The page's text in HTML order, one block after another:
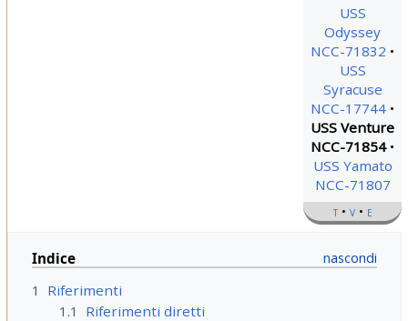
USS
Odyssey
NCC-71832
USS
Syracuse
NCC-17744
USS Venture
NCC-71854
USS Yamato
NCC-71807
t v e
Indice
1
Riferimenti
1.1
Riferimenti diretti